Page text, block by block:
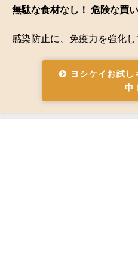
無駄な食材なし！ 危険な買
感染防止に、免疫力を強化し
ヨシケイお試し
中